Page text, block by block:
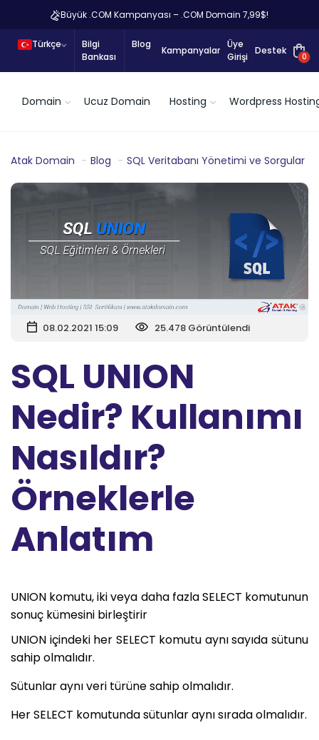
Büyük .COM Kampanyası – .COM Domain 7,99$!
Türkçe
Bilgi
Bankası
Blog
Kampanyalar
Üye
Girişi
Destek
0
Domain Ucuz Domain Hosting Wordpress
Atak Domain Blog SQL Veritabanı Yönetimi ve Sorgular
08.02.2021 15:09 25.478 Görüntülendi
SQL UNION
Nedir? Kullanımı
Nasıldır?
Örneklerle
Anlatım
UNION komutu, iki veya daha fazla SELECT komutunun
sonuç kümesini birleştirir
UNION içindeki her SELECT komutu aynı sayıda sütunu
sahip olmalıdır.
Sütunlar aynı veri türüne sahip olmalıdır.
Her SELECT komutunda sütunlar aynı sırada olmalıdır.